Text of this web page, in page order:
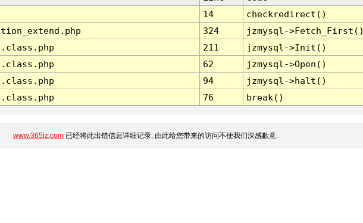
14
checkredirect()
324
jzmysql-
211
jzmysql->Init()
62
jzmysql->Open()
94
jzmysql->halt()
76 break()
www.365jz.com已经将此出错信息详细记录, 由此给您带来的访问不便我们深感歉意.